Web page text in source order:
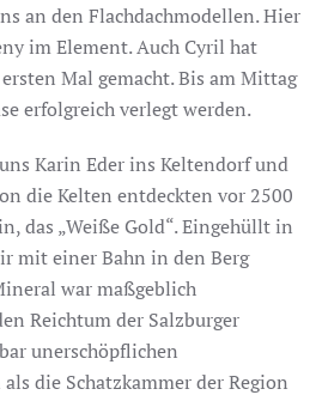
an den Flachdachmodellen. Hier
im Element. Auch Cyril hat
Mal gemacht. Bis am Mittag
erfolgreich verlegt werden.
Karin Eder ins Keltendorf und
die Kelten entdeckten vor 2500
das „Weiße Gold“. Eingehüllt in
mit einer Bahn in den Berg
war maßgeblich
Reichtum der Salzburger
unerschöpflichen
die Schatzkammer der Region